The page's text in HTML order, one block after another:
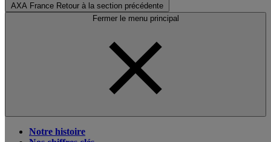
AXA France Retour à la section précédente
Fermer le menu principal
Notre histoire